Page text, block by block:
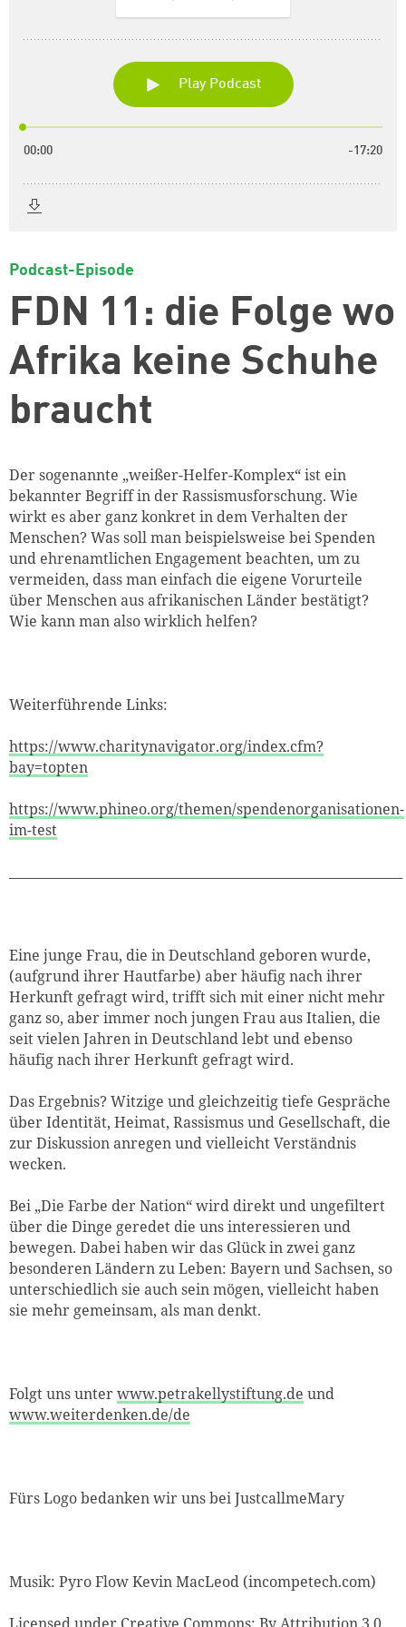
Podcast-Episode
FDN 11: die Folge wo
Afrika keine Schuhe
braucht
Der sogenannte „weißer-Helfer-Komplex“ ist ein
bekannter Begriff in der Rassismusforschung. Wie
wirkt es aber ganz konkret in dem Verhalten der
Menschen? Was soll man beispielsweise bei Spenden
und ehrenamtlichen Engagement beachten, um zu
vermeiden, dass man einfach die eigene Vorurteile
über Menschen aus afrikanischen Länder bestätigt?
Wie kann man also wirklich helfen?
Weiterführende Links:
https://www.charitynavigator.org/index.cfm?
bay=topten
https://www.phineo.org/themen/spendenorganisationen-
im-test
Eine junge Frau, die in Deutschland geboren wurde,
(aufgrund ihrer Hautfarbe) aber häufig nach ihrer
Herkunft gefragt wird, trifft sich mit einer nicht mehr
ganz so, aber immer noch jungen Frau aus Italien, die
seit vielen Jahren in Deutschland lebt und ebenso
häufig nach ihrer Herkunft gefragt wird.
Das Ergebnis? Witzige und gleichzeitig tiefe Gespräche
über Identität, Heimat, Rassismus und Gesellschaft, die
zur Diskussion anregen und vielleicht Verständnis
wecken.
Bei „Die Farbe der Nation“ wird direkt und ungefiltert
über die Dinge geredet die uns interessieren und
bewegen. Dabei haben wir das Glück in zwei ganz
besonderen Ländern zu Leben: Bayern und Sachsen, so
unterschiedlich sie auch sein mögen, vielleicht haben
sie mehr gemeinsam, als man denkt.
Folgt uns unterwww.petrakellystiftung.de und
www.weiterdenken.de/de
Fürs Logo bedanken wir uns bei JustcallmeMary
Musik: Pyro Flow Kevin MacLeod (incompetech.com)